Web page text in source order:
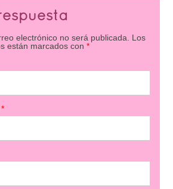
electrónico no será publicada. Los
están marcados con *
*